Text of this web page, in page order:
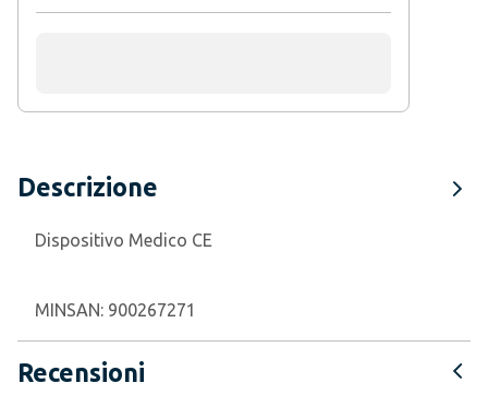
Descrizione
Dispositivo Medico CE
MINSAN: 900267271
Recensioni